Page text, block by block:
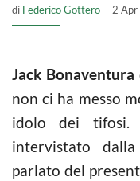
di Federico Gottero 2
Jack Bonaventura
non ci ha messo
idolo dei tifosi.
intervistato
parlato del